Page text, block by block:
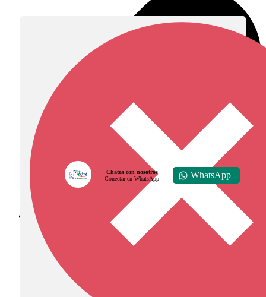
Diócesis de Zipaquirá
Chatea con nosotros
Conectar en WhatsApp
WhatsApp